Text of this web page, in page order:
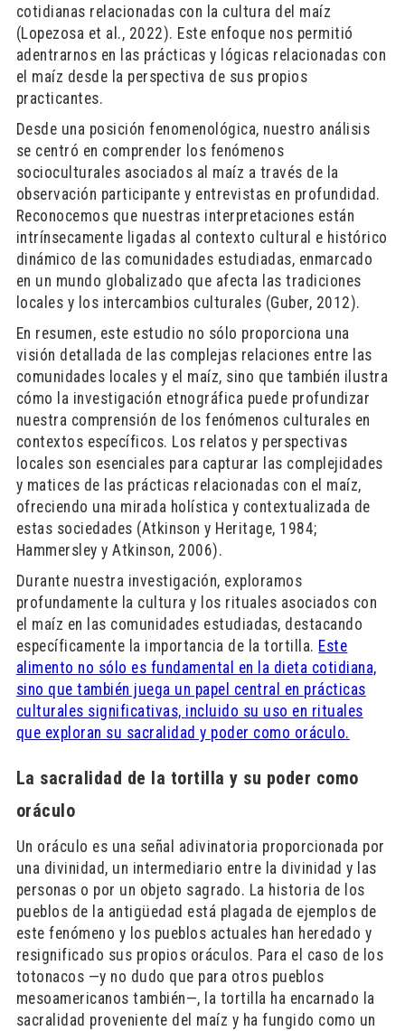
cotidianas relacionadas con la cultura del maíz
(Lopezosa et al., 2022). Este enfoque nos permitió
adentrarnos en las prácticas y lógicas relacionadas con
el maíz desde la perspectiva de sus propios
practicantes.
Desde una posición fenomenológica, nuestro análisis
se centró en comprender los fenómenos
socioculturales asociados al maíz a través de la
observación participante y entrevistas en profundidad.
Reconocemos que nuestras interpretaciones están
intrínsecamente ligadas al contexto cultural e histórico
dinámico de las comunidades estudiadas, enmarcado
en un mundo globalizado que afecta las tradiciones
locales y los intercambios culturales (Guber, 2012).
En resumen, este estudio no sólo proporciona una
visión detallada de las complejas relaciones entre las
comunidades locales y el maíz, sino que también ilustra
cómo la investigación etnográfica puede profundizar
nuestra comprensión de los fenómenos culturales en
contextos específicos. Los relatos y perspectivas
locales son esenciales para capturar las complejidades
y matices de las prácticas relacionadas con el maíz,
ofreciendo una mirada holística y contextualizada de
estas sociedades (Atkinson y Heritage, 1984;
Hammersley y Atkinson, 2006).
Durante nuestra investigación, exploramos
profundamente la cultura y los rituales asociados con
el maíz en las comunidades estudiadas, destacando
específicamente la importancia de la tortilla. Este
alimento no sólo es fundamental en la dieta cotidiana,
sino que también juega un papel central en prácticas
culturales significativas, incluido su uso en rituales
que exploran su sacralidad y poder como oráculo.
La sacralidad de la tortilla y su poder como
oráculo
Un oráculo es una señal adivinatoria proporcionada por
una divinidad, un intermediario entre la divinidad y las
personas o por un objeto sagrado. La historia de los
pueblos de la antigüedad está plagada de ejemplos de
este fenómeno y los pueblos actuales han heredado y
resignificado sus propios oráculos. Para el caso de los
totonacos —y no dudo que para otros pueblos
mesoamericanos también—, la tortilla ha encarnado la
sacralidad proveniente del maíz y ha fungido como un